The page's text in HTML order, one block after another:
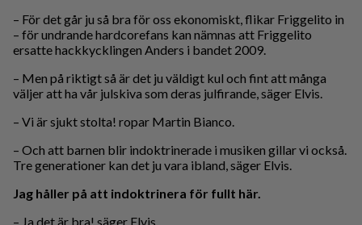
– För det går ju så bra för oss ekonomiskt, flikar Friggelito in
– för undrande hardcorefans kan nämnas att Friggelito
ersatte hackkycklingen Anders i bandet 2009.
– Men på riktigt så är det ju väldigt kul och fint att många
väljer att ha vår julskiva som deras julfirande, säger Elvis.
– Vi är sjukt stolta! ropar Martin Bianco.
– Och att barnen blir indoktrinerade i musiken gillar vi också.
Tre generationer kan det ju vara ibland, säger Elvis.
Jag håller på att indoktrinera för fullt här.
– Ja det är bra! säger Elvis.